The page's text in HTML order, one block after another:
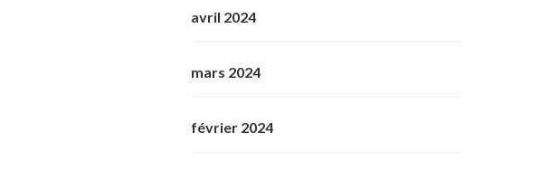
avril 2024
mars 2024
février 2024